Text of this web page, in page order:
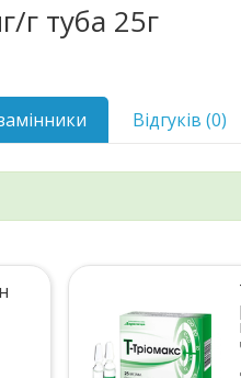
г туба 25г
Відгуків (0)